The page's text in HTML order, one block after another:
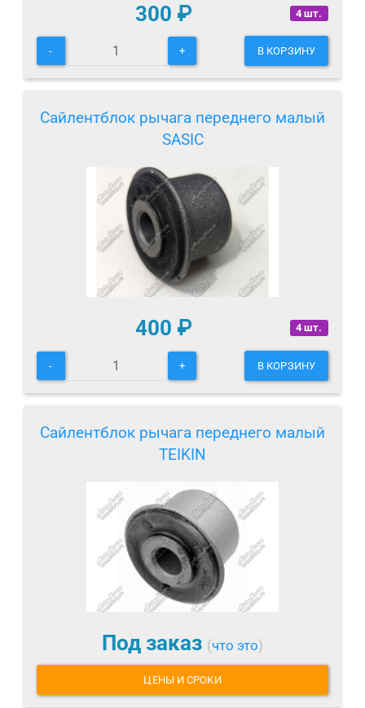
4 шт.
300 ₽
- + В КОРЗИНУ
Сайлентблок рычага переднего малый
SASIC
4 шт.
400 ₽
- + В КОРЗИНУ
Сайлентблок рычага переднего малый
TEIKIN
Под заказ (что это)
ЦЕНЫ И СРОКИ